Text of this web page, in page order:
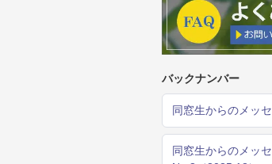
バックナンバー
同窓生からのメッ
同窓生からのメッ